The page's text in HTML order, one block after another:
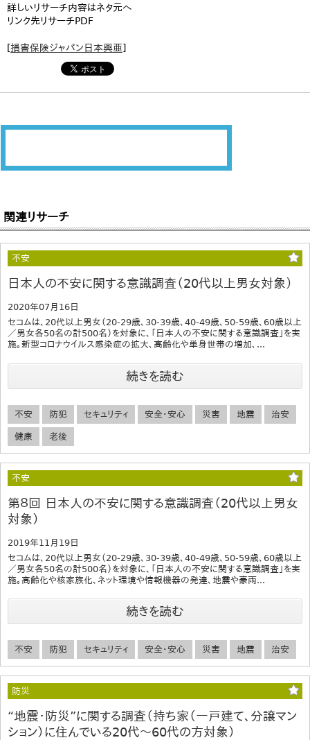
詳しいリサーチ内容はネタ元へ
リンク先リサーチPDF
[損害保険ジャパン日本興亜]
関連リサーチ
不安
日本人の不安に関する意識調査（20代以上男女対象）
2020年07月16日
セコムは、20代以上男女（20-29歳、30-39歳、40-49歳、50-59歳、60歳以上
／男女各50名の計500名）を対象に、「日本人の不安に関する意識調査」を実
施。新型コロナウイルス感染症の拡大、高齢化や単身世帯の増加、...
続きを読む
不安 防犯 セキュリティ 安全・安心 災害 地震 治安
健康 老後
不安
第８回 日本人の不安に関する意識調査（20代以上男女
対象）
2019年11月19日
セコムは、20代以上男女（20-29歳、30-39歳、40-49歳、50-59歳、60歳以上
／男女各50名の計500名）を対象に、「日本人の不安に関する意識調査」を実
施。高齢化や核家族化、ネット環境や情報機器の発達、地震や豪雨...
続きを読む
不安 防犯 セキュリティ 安全・安心 災害 地震 治安
防災
“地震・防災”に関する調査（持ち家（一戸建て、分譲マン
ション）に住んでいる20代～60代の方対象）